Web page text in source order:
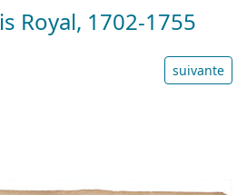
Royal, 1702-1755
suivante